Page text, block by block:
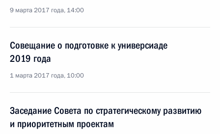
9 марта 2017 года, 14:00
Совещание о подготовке к универсиаде
2019 года
1 марта 2017 года, 10:00
Заседание Совета по стратегическому развитию
и приоритетным проектам